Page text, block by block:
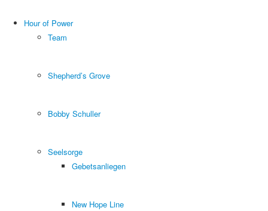
Hour of Power
Team
Shepherd’s Grove
Bobby Schuller
Seelsorge
Gebetsanliegen
New Hope Line